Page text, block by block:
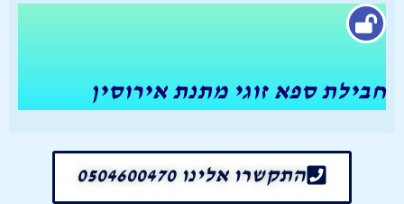
חבילת ספא זוגי מתנת אירוסין
התקשרו אלינו 0504600470